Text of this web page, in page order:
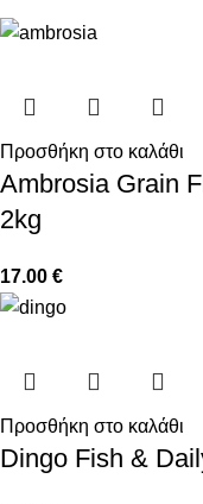
Προσθήκη στο καλάθι
Ambrosia Grain
2kg
17.00 €
Προσθήκη στο καλάθι
Dingo Fish &